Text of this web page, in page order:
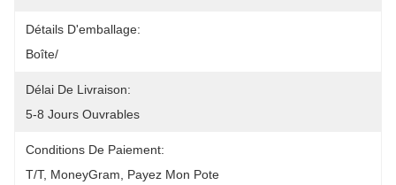
Détails D'emballage:
Boîte/
Délai De Livraison:
5-8 Jours Ouvrables
Conditions De Paiement:
T/T, MoneyGram, Payez Mon Pote